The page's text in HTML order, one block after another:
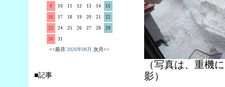
9 10 11 12 13 14 15
16 17 18 19 20 21 22
23 24 25 26 27 28 29
30 31
<<前月 2026年08月 次月>>
■記事
（写真は、重機
影）